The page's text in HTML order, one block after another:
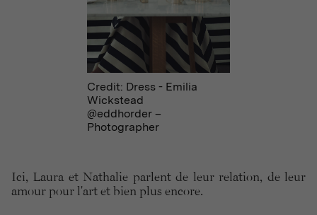
Credit: Dress - Emilia
Wickstead
@eddhorder –
Photographer
Ici, Laura et Nathalie parlent de leur relation, de leur
amour pour l'art et bien plus encore.